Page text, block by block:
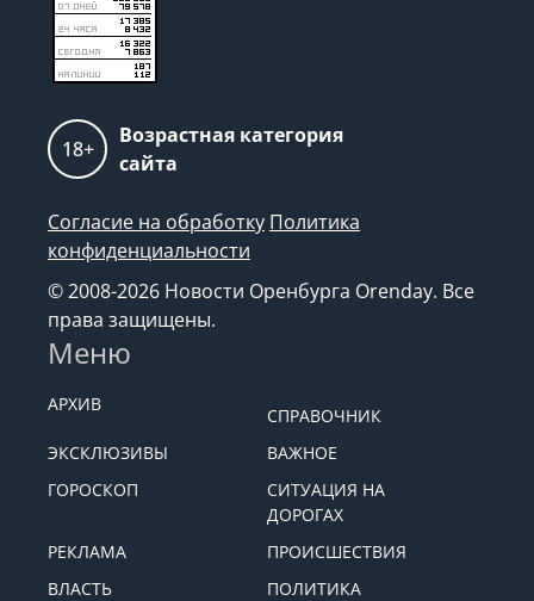
18+
Возрастная категория
сайта
Согласие на обработку Политика
конфиденциальности
© 2008-2026 Новости Оренбурга Orenday. Все
права защищены.
Меню
АРХИВ
СПРАВОЧНИК
ЭКСКЛЮЗИВЫ
ВАЖНОЕ
ГОРОСКОП
СИТУАЦИЯ НА
ДОРОГАХ
РЕКЛАМА
ПРОИСШЕСТВИЯ
ВЛАСТЬ
ПОЛИТИКА